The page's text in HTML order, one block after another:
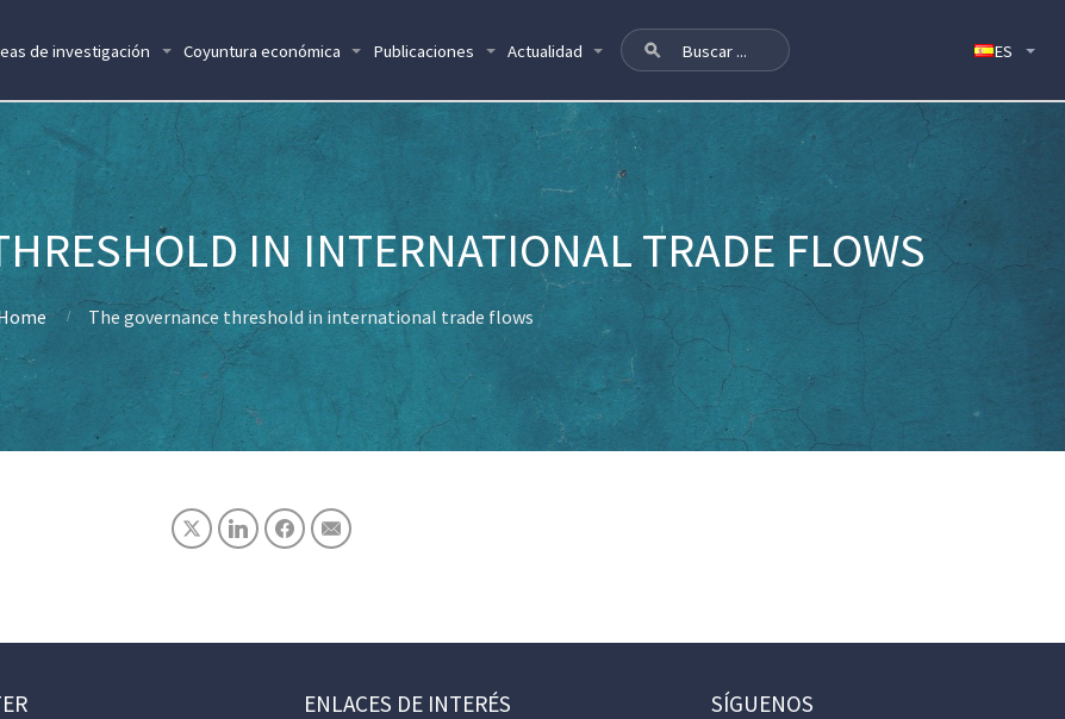
de investigación Coyuntura económica Publicaciones Actualidad
IN INTERNATIONAL TRADE FLOWS
The governance threshold in international trade flows
ENLACES DE INTERÉS SÍGUENOS